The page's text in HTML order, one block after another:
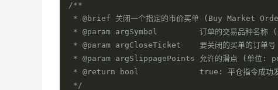
/**
* @brief 关闭一个指定的市价买单 (Buy Market
* @param argSymbol         订单的交易品种名称 (
* @param argCloseTicket    要关闭的买单的订单
* @param argSlippagePoints 允许的滑点 (单位:
* @return bool             true: 平仓指令成功发送
*/